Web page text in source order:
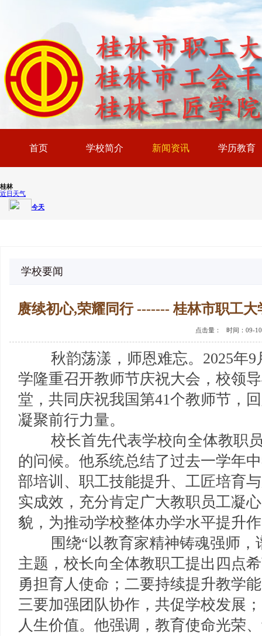
首页 学校简介 新闻资讯 学历教育
学校要闻
赓续初心,荣耀同行 ------- 桂林市职工
点击量： 时间：09-10
秋韵荡漾，师恩难忘。2025年9
学隆重召开教师节庆祝大会，校领
堂，共同庆祝我国第41个教师节，
凝聚前行力量。
校长首先代表学校向全体教职员
的问候。他系统总结了过去一学年
部培训、职工技能提升、工匠培育
实成效，充分肯定广大教职员工凝
貌，为推动学校整体办学水平提升
围绕“以教育家精神铸魂强师，
主题，校长向全体教职工提出四点
勇担育人使命；二要持续提升教学
三要加强团队协作，共促学校发展
人生价值。他强调，教育使命光荣